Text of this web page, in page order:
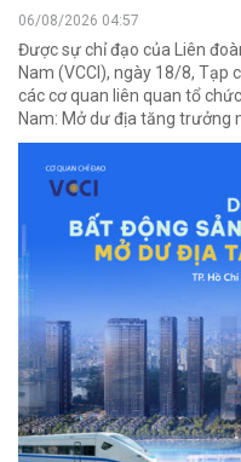
06/08/2026 04:57
Được sự chỉ đạo của Liên
Nam (VCCI), ngày 18/8, Tạp
các cơ quan liên quan tổ
Nam: Mở dư địa tăng trưởng